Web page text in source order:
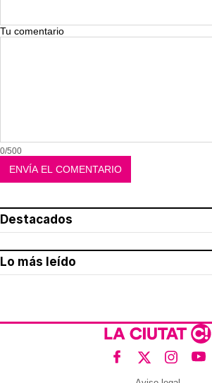
Tu comentario
0/500
Destacados
Lo más leído